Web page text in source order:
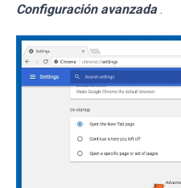
Configuración avanzada .